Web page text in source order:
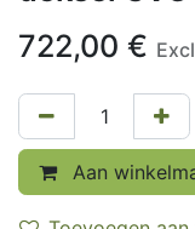
722,00 €
Aan